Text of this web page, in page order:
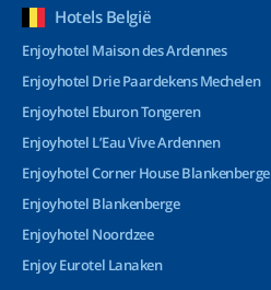
Hotels België
Enjoyhotel Maison des Ardennes
Enjoyhotel Drie Paardekens Mechelen
Enjoyhotel Eburon Tongeren
Enjoyhotel L’Eau Vive Ardennen
Enjoyhotel Corner House Blankenberge
Enjoyhotel Blankenberge
Enjoyhotel Noordzee
Enjoy Eurotel Lanaken